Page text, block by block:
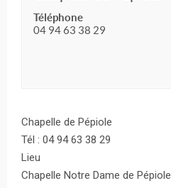
Téléphone
04 94 63 38 29
Chapelle de Pépiole
Tél : 04 94 63 38 29
Lieu
Chapelle Notre Dame de Pépiole